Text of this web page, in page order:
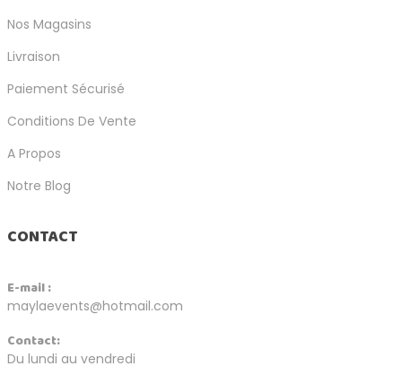
Nos Magasins
Livraison
Paiement Sécurisé
Conditions De Vente
A Propos
Notre Blog
CONTACT
E-mail :
maylaevents@hotmail.com
Contact:
Du lundi au vendredi